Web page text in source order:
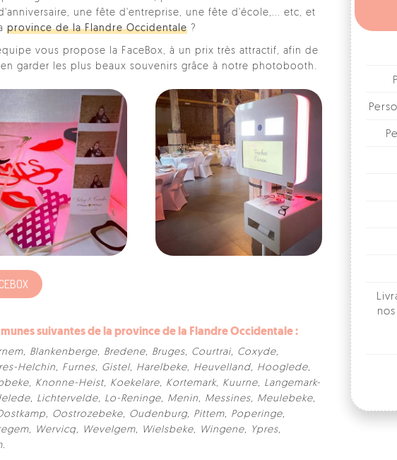
une fête d'entreprise, une fête d'école,... etc, et
province de la Flandre Occidentale ?
vous propose la FaceBox, à un prix très attractif, afin de
garder les plus beaux souvenirs grâce à notre photobooth.
suivantes de la province de la Flandre Occidentale :
, Blankenberge, Bredene, Bruges, Courtrai, Coxyde,
Helchin, Furnes, Gistel, Harelbeke, Heuvelland, Hooglede,
, Knonne-Heist, Koekelare, Kortemark, Kuurne, Langemark-
, Lichtervelde, Lo-Reninge, Menin, Messines, Meulebeke,
, Oostrozebeke, Oudenburg, Pittem, Poperinge,
, Wervicq, Wevelgem, Wielsbeke, Wingene, Ypres,
.
400
1,
nos